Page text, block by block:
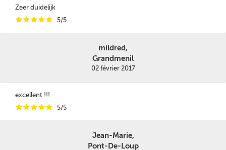
Zeer duidelijk
iiiii 5/5
mildred,
Grandmenil
02 février 2017
excellent !!!
iiiii 5/5
Jean-Marie,
Pont-De-Loup